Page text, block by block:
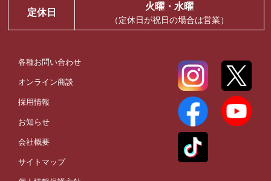
定休日
火曜・水曜
（定休日が祝日の場合は営業）
各種お問い合わせ
オンライン商談
採用情報
お知らせ
会社概要
サイトマップ